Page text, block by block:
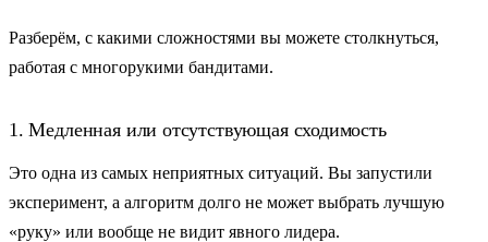
Разберём, с какими сложностями вы можете столкнуться,
работая с многорукими бандитами.
1. Медленная или отсутствующая сходимость
Это одна из самых неприятных ситуаций. Вы запустили
эксперимент, а алгоритм долго не может выбрать лучшую
«руку» или вообще не видит явного лидера.